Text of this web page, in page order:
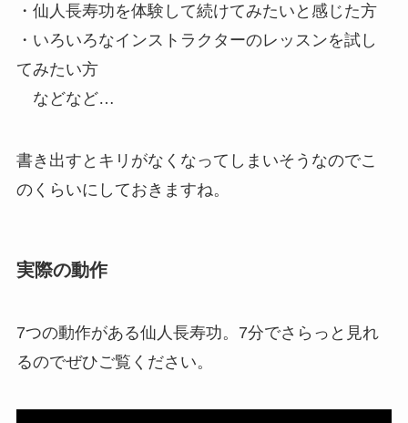
・仙人長寿功を体験して続けてみたいと感じた方
・いろいろなインストラクターのレッスンを試し
てみたい方
などなど…
書き出すとキリがなくなってしまいそうなのでこ
のくらいにしておきますね。
実際の動作
7つの動作がある仙人長寿功。7分でさらっと見れ
るのでぜひご覧ください。